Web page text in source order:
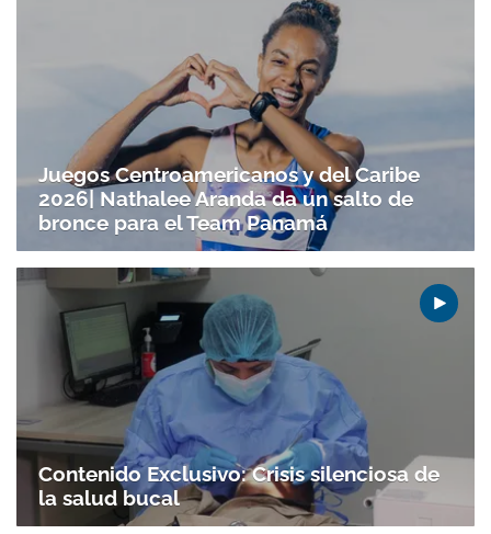
Gracias por suscribirte a nuestro boletín.
ACEPTAR
Juegos Centroamericanos y del Caribe
2026| Nathalee Aranda da un salto de
bronce para el Team Panamá
Contenido Exclusivo: Crisis silenciosa de
la salud bucal